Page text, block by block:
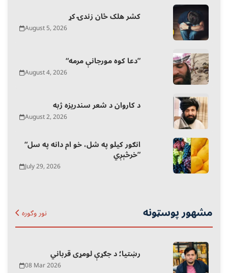
کشر هلک ځان زندۍ کړ
August 5, 2026
“دعا کوه مورجانې مرمه”
August 4, 2026
د کاروان د شعر سندریزه ژبه
August 2, 2026
“انګور کیلو په شل، خو ام دانه په سل
خرڅېږي”
July 29, 2026
مشهور پوسټونه نور وګوره
رښتیا؛ د جګړې لومړی قرباني
08 Mar 2026